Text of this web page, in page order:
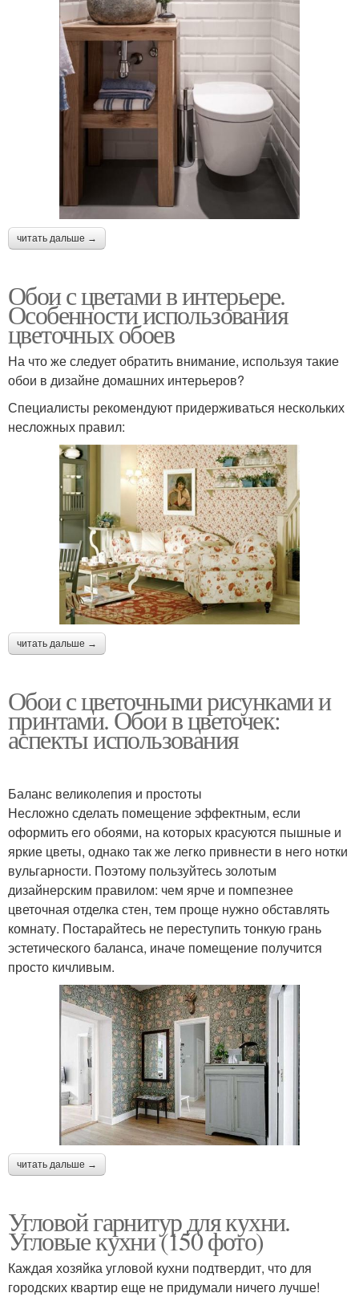
читать дальше →
Обои с цветами в интерьере.
Особенности использования
цветочных обоев
На что же следует обратить внимание, используя такие
обои в дизайне домашних интерьеров?
Специалисты рекомендуют придерживаться нескольких
несложных правил:
читать дальше →
Обои с цветочными рисунками и
принтами. Обои в цветочек:
аспекты использования
Баланс великолепия и простоты
Несложно сделать помещение эффектным, если
оформить его обоями, на которых красуются пышные и
яркие цветы, однако так же легко привнести в него нотки
вульгарности. Поэтому пользуйтесь золотым
дизайнерским правилом: чем ярче и помпезнее
цветочная отделка стен, тем проще нужно обставлять
комнату. Постарайтесь не переступить тонкую грань
эстетического баланса, иначе помещение получится
просто кичливым.
читать дальше →
Угловой гарнитур для кухни.
Угловые кухни (150 фото)
Каждая хозяйка угловой кухни подтвердит, что для
городских квартир еще не придумали ничего лучше!